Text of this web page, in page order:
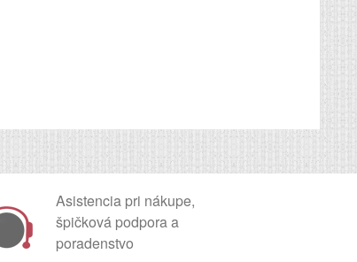
Asistencia pri nákupe,
špičková podpora a
poradenstvo